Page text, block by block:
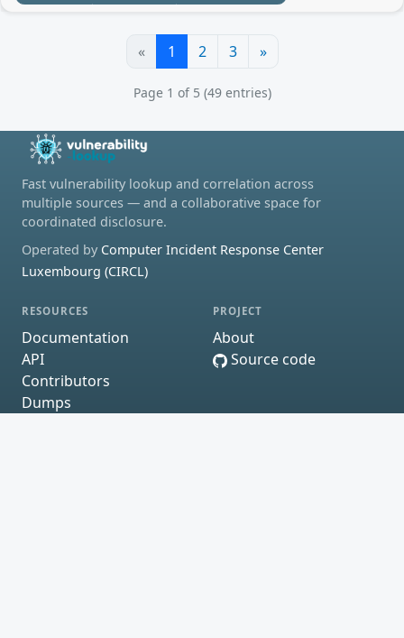
« 1 2 3 »
Page 1 of 5 (49 entries)
Fast vulnerability lookup and correlation across
multiple sources — and a collaborative space for
coordinated disclosure.
Operated by Computer Incident Response Center
Luxembourg (CIRCL)
RESOURCES
Documentation
API
Contributors
Dumps
PROJECT
About
Source code